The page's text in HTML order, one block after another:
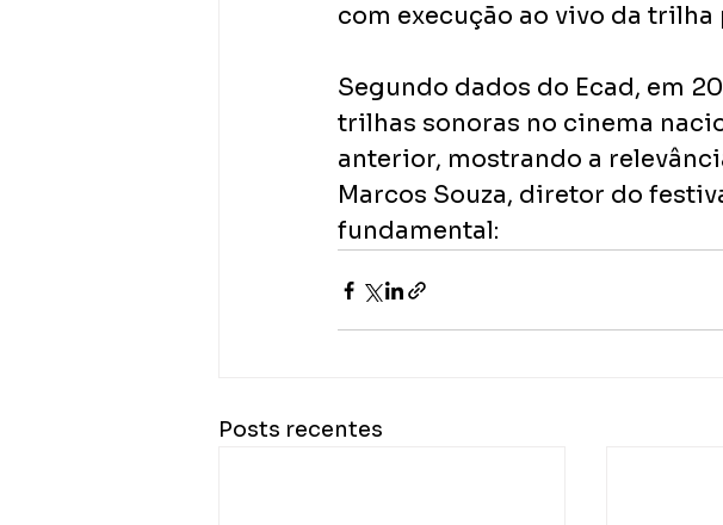
com execução ao vivo da trilha
Segundo dados do Ecad, em
trilhas sonoras no cinema
anterior, mostrando a
Marcos Souza, diretor do
fundamental:
Posts recentes